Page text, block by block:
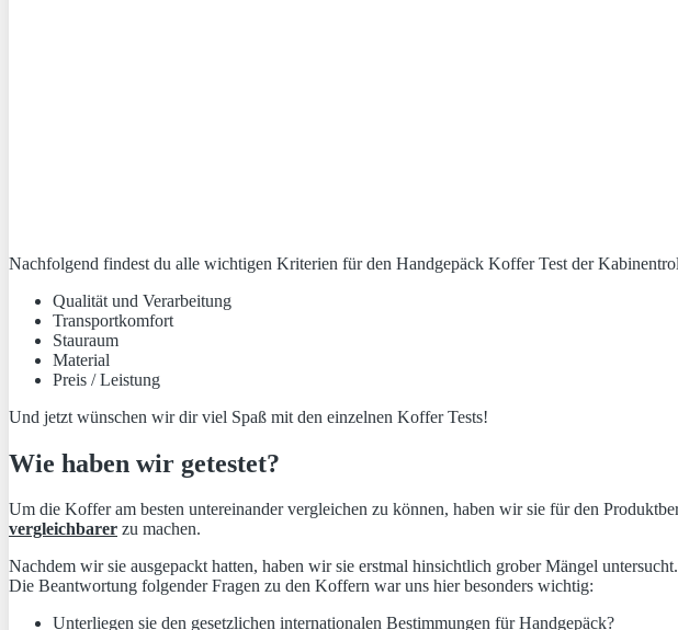
Nachfolgend findest du alle wichtigen Kriterien für den Handgepäck Koffer Test der
Qualität und Verarbeitung
Transportkomfort
Stauraum
Material
Preis / Leistung
Und jetzt wünschen wir dir viel Spaß mit den einzelnen Koffer Tests!
Wie haben wir getestet?
Um die Koffer am besten untereinander vergleichen zu können, haben wir sie für den
vergleichbarer zu machen.
Nachdem wir sie ausgepackt hatten, haben wir sie erstmal hinsichtlich grober Mängel
Die Beantwortung folgender Fragen zu den Koffern war uns hier besonders wichtig:
Unterliegen sie den gesetzlichen internationalen Bestimmungen für Handgepäck?